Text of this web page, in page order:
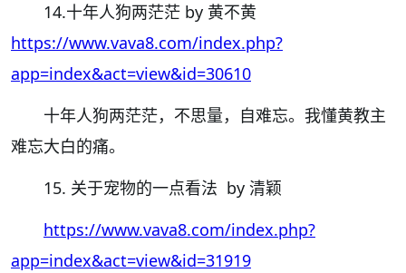
14.十年人狗两茫茫 by 黄不黄
https://www.vava8.com/index.php?
app=index&act=view&id=30610
十年人狗两茫茫，不思量，自难忘。我懂黄教主
难忘大白的痛。
15. 关于宠物的一点看法 by 清颖
https://www.vava8.com/index.php?
app=index&act=view&id=31919